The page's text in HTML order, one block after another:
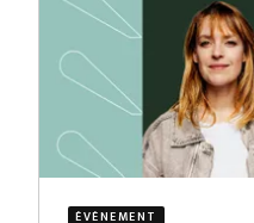
ÉVÈNEMENT